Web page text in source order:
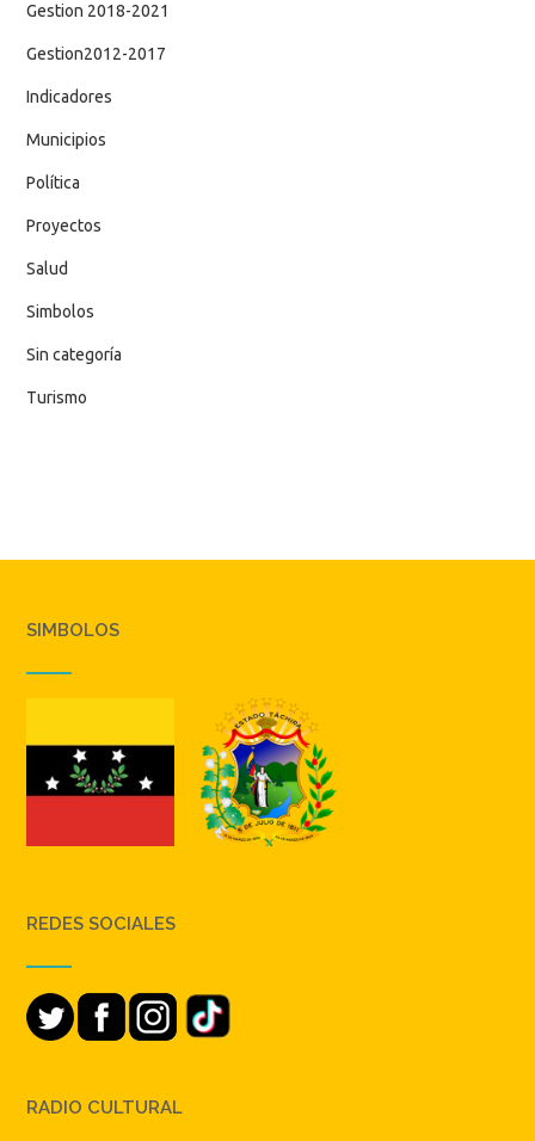
Gestion 2018-2021
Gestion2012-2017
Indicadores
Municipios
Política
Proyectos
Salud
Simbolos
Sin categoría
Turismo
SIMBOLOS
REDES SOCIALES
RADIO CULTURAL